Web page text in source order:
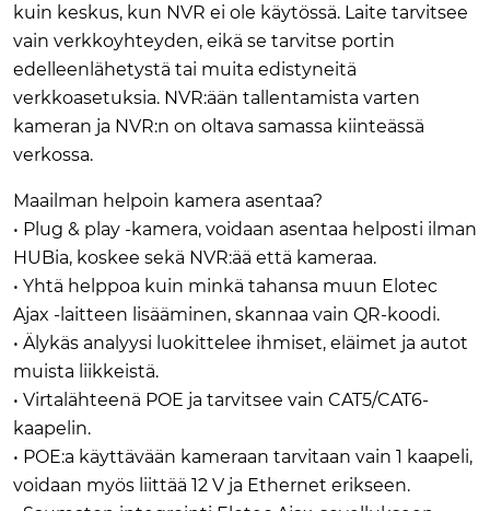
kuin keskus, kun NVR ei ole käytössä. Laite tarvitsee
vain verkkoyhteyden, eikä se tarvitse portin
edelleenlähetystä tai muita edistyneitä
verkkoasetuksia. NVR:ään tallentamista varten
kameran ja NVR:n on oltava samassa kiinteässä
verkossa.
Maailman helpoin kamera asentaa?
• Plug & play -kamera, voidaan asentaa helposti ilman
HUBia, koskee sekä NVR:ää että kameraa.
• Yhtä helppoa kuin minkä tahansa muun Elotec
Ajax -laitteen lisääminen, skannaa vain QR-koodi.
• Älykäs analyysi luokittelee ihmiset, eläimet ja autot
muista liikkeistä.
• Virtalähteenä POE ja tarvitsee vain CAT5/CAT6-
kaapelin.
• POE:a käyttävään kameraan tarvitaan vain 1 kaapeli,
voidaan myös liittää 12 V ja Ethernet erikseen.